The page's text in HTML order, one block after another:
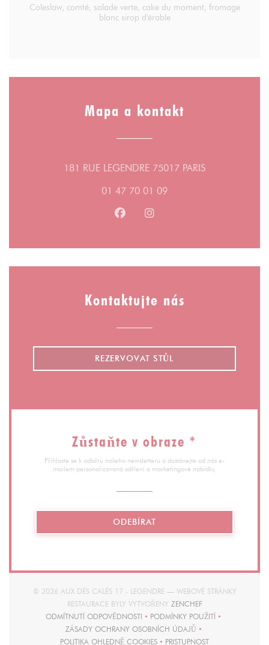
Coleslaw, comté, salade verte, cake du moment, fromage
blanc sirop d'érable
Mapa a kontakt
181 RUE LEGENDRE 75017 PARIS((otevře se v
01 47 70 01 09
Facebook ((otevře se v novém
Instagram ((otevře se v
Kontaktujte nás
REZERVOVAT STŮL
Zůstaňte v obraze *
Přihlaste se k odběru našeho newsletteru a dostávejte od nás e-
mailem personalizovaná sdělení a marketingové nabídky.
ODEBÍRAT
© 2026 AUX DÉS CALÉS 17 - LEGENDRE — WEBOVÉ STRÁNKY
RESTAURACE BYLY VYTVOŘENY ZENCHEF((OTEVŘE SE V
ODMÍTNUTÍ ODPOVĚDNOSTI
((OTEVŘE SE V NOVÉM OKNĚ))
PODMÍNKY POUŽITÍ
((OTEVŘE SE V NOVÉM
ZÁSADY OCHRANY OSOBNÍCH ÚDAJŮ
((OTEVŘE SE V NOVÉM OKNĚ))
POLITIKA OHLEDNĚ COOKIES
PRISTUPNOST